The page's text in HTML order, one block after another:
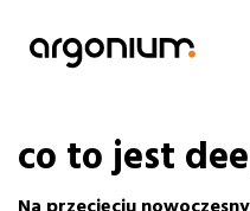
co to jest